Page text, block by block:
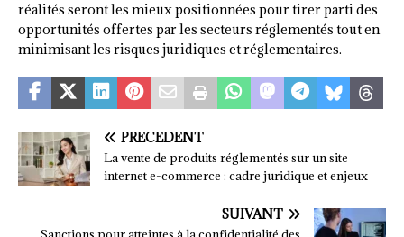
réalités seront les mieux positionnées pour tirer parti des
opportunités offertes par les secteurs réglementés tout en
minimisant les risques juridiques et réglementaires.
PRÉCÉDENT
La vente de produits réglementés sur un site
internet e-commerce : cadre juridique et enjeux
SUIVANT